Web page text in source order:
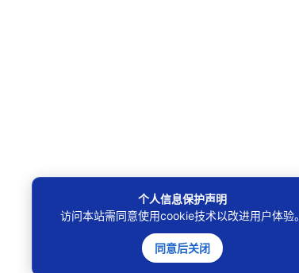
个人信息保护声明
访问本站需同意使用cookie技术以改进用户体验。
同意后关闭